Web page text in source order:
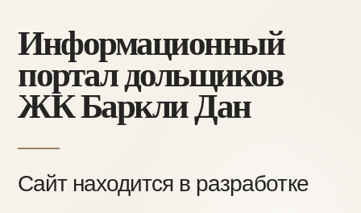
Информационный
портал дольщиков
ЖК Баркли Дан
Сайт находится в разработке